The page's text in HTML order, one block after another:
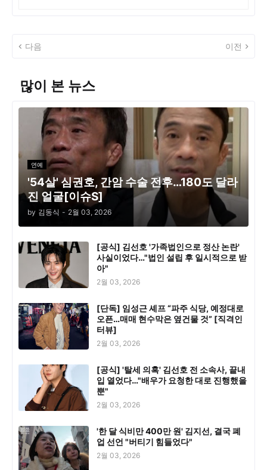
다음 이전
많이 본 뉴스
연예
'54살' 심권호, 간암 수술 전후…180도 달라
진 얼굴[이슈S]
by 김동식 - 2월 03, 2026
[공식] 김선호 '가족법인으로 정산 논란'
사실이었다…"법인 설립 후 일시적으로 받
아"
2월 03, 2026
[단독] 임성근 셰프 “파주 식당, 예정대로
오픈…매매 현수막은 옆건물 것” [직격인
터뷰]
2월 03, 2026
[공식] '탈세 의혹' 김선호 전 소속사, 끝내
입 열었다…"배우가 요청한 대로 진행했을
뿐"
2월 03, 2026
'한 달 식비만 400만 원' 김지선, 결국 폐
업 선언 "버티기 힘들었다"
2월 03, 2026